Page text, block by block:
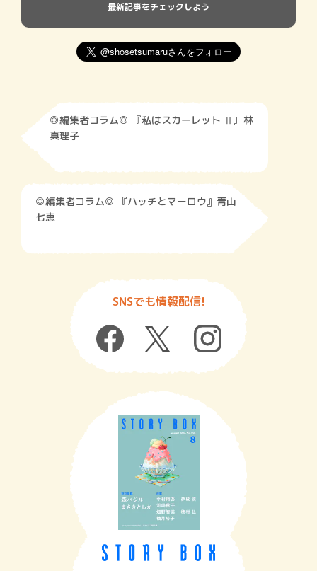
最新記事をチェックしよう
◎編集者コラム◎ 『私はスカーレット Ⅱ』林
真理子
◎編集者コラム◎ 『ハッチとマーロウ』青山
七恵
SNSでも情報配信!